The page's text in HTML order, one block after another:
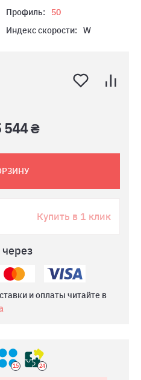
Профиль:
50
Индекс скорости: W
544 ₴
Купить в 1 клик
и оплаты читайте в
15 24